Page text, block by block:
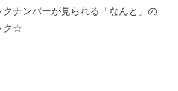
ナンバーが見られる「なんと」の
ク☆